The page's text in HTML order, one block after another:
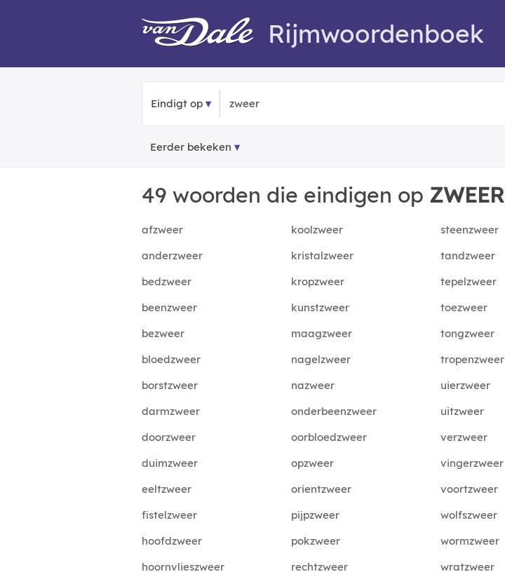
Rijmwoordenboek
Eindigt op
Eerder bekeken
49 woorden die eindigen op ZWEER
afzweer koolzweer
steenzweer
anderzweer
kristalzweer
tandzweer
bedzweer
kropzweer
tepelzweer
beenzweer
kunstzweer
toezweer
bezweer
maagzweer
tongzweer
bloedzweer
nagelzweer
tropenzweer
borstzweer
nazweer
uierzweer
darmzweer
onderbeenzweer
uitzweer
doorzweer
oorbloedzweer
verzweer
duimzweer
opzweer
vingerzweer
eeltzweer
orientzweer
voortzweer
fistelzweer
pijpzweer
wolfszweer
hoofdzweer
pokzweer
wormzweer
hoornvlieszweer
rechtzweer
wratzweer